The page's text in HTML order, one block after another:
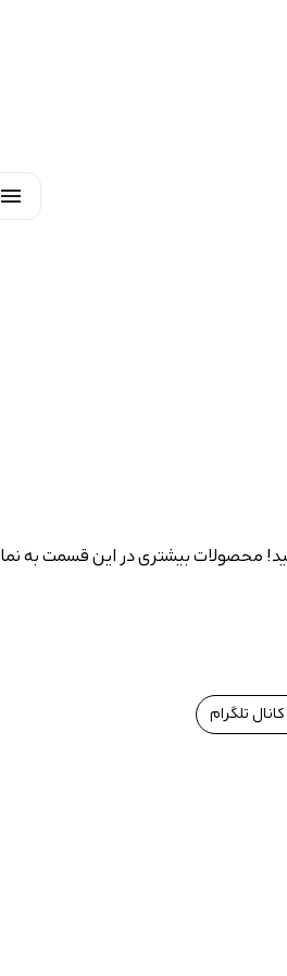
menu
کانال تلگرام